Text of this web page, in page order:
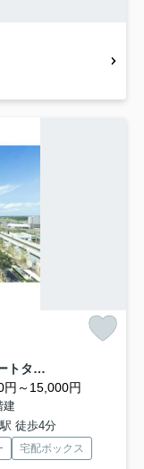
パークシティ柏の葉キャンパス ザ・ゲートタワー ウエスト
円～15,000円
建
徒歩4分
宅配ボックス